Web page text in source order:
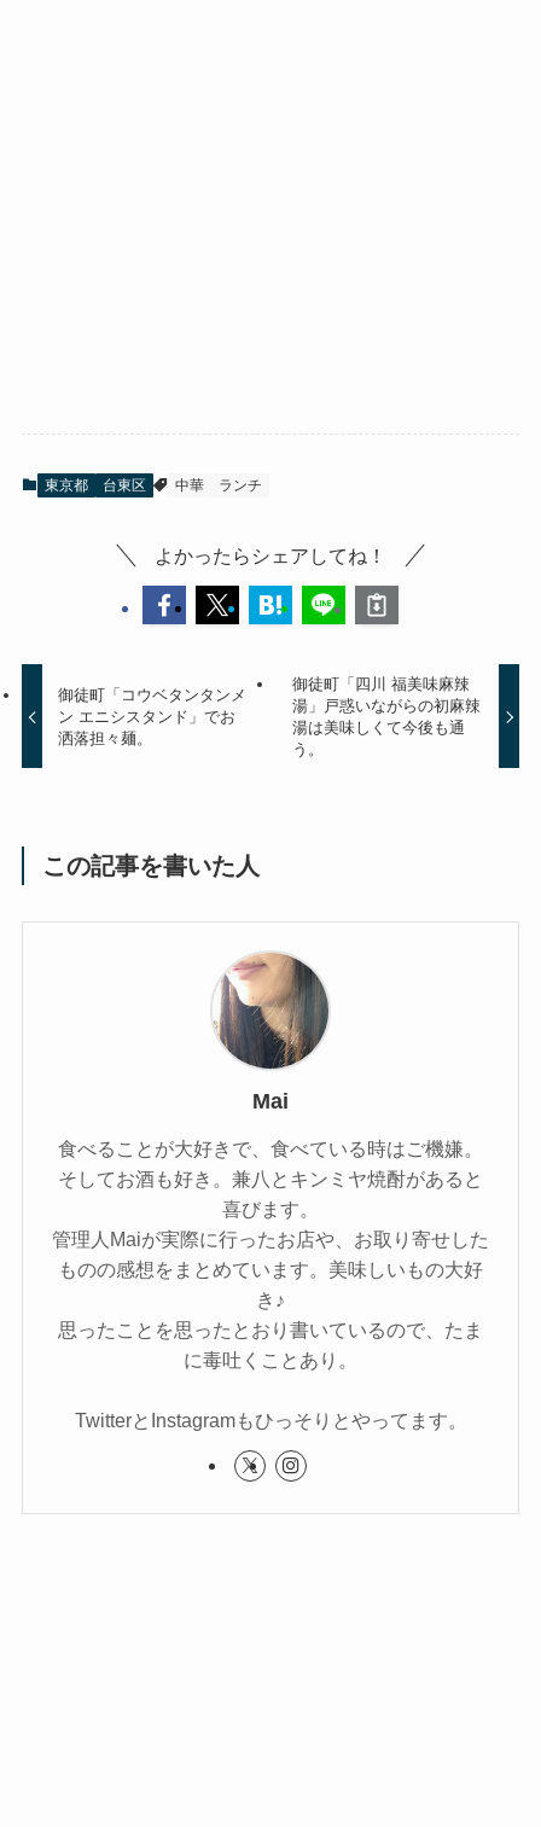
東京都 台東区 中華 ランチ
よかったらシェアしてね！
御徒町「コウベタンタンメ
ン エニシスタンド」でお
洒落担々麺。
御徒町「四川 福美味麻辣
湯」戸惑いながらの初麻辣
湯は美味しくて今後も通
う。
この記事を書いた人
Mai
食べることが大好きで、食べている時はご機嫌。
そしてお酒も好き。兼八とキンミヤ焼酎があると
喜びます。
管理人Maiが実際に行ったお店や、お取り寄せした
ものの感想をまとめています。美味しいもの大好
き♪
思ったことを思ったとおり書いているので、たま
に毒吐くことあり。
TwitterとInstagramもひっそりとやってます。